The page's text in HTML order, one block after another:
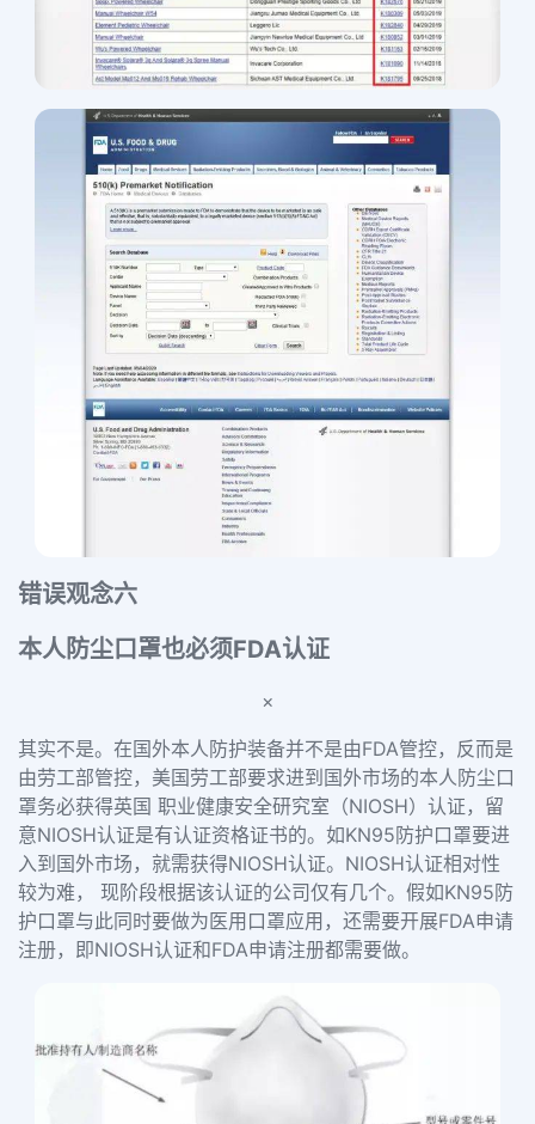
错误观念六
本人防尘口罩也必须FDA认证
×
其实不是。 在国外本人防护装备并不是由FDA管控，反而是
由劳工部管控，美国劳工部要求进到国外市场的本人防尘口
罩务必获得英国 职业健康安全研究室（NIOSH）认证，留
意NIOSH认证是有认证资格证书的。如KN95防护口罩要进
入到国外市场，就需获得NIOSH认证。NIOSH认证相对性
较为难， 现阶段根据该认证的公司仅有几个。假如KN95防
护口罩与此同时要做为医用口罩应用，还需要开展FDA申请
注册，即NIOSH认证和FDA申请注册都需要做。